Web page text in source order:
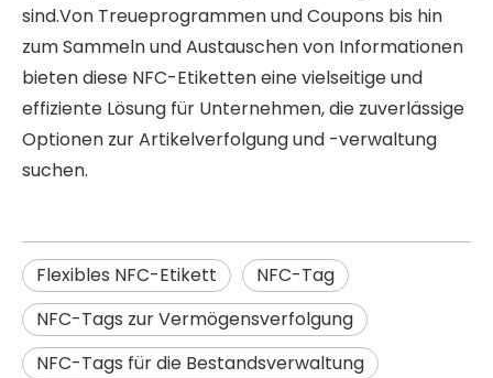
sind.Von Treueprogrammen und Coupons bis hin
zum Sammeln und Austauschen von Informationen
bieten diese NFC-Etiketten eine vielseitige und
effiziente Lösung für Unternehmen, die zuverlässige
Optionen zur Artikelverfolgung und -verwaltung
suchen.
Flexibles NFC-Etikett
NFC-Tag
NFC-Tags zur Vermögensverfolgung
NFC-Tags für die Bestandsverwaltung